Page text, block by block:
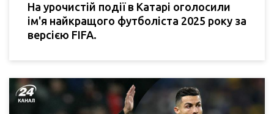
На урочистій події в Катарі оголосили
ім'я найкращого футболіста 2025 року за
версією FIFA.